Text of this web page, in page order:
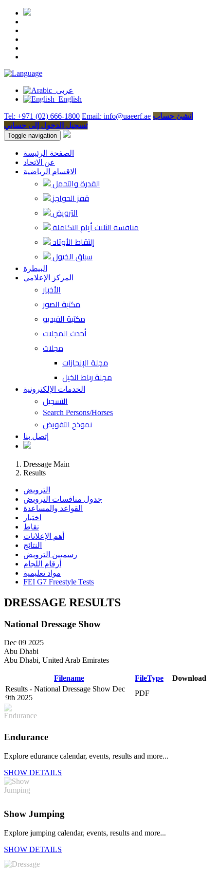
عربى
English
Tel: +971 (02) 666-1800 Email: info@uaeerf.ae انشئ حساب
تسجيل الدخول إلى حسابي
Toggle navigation
الصفحة الرئيسة
عن الاتحاد
الاقسام الرياضية
القدرة والتحمل
قفز الحواجز
الترويض
منافسة الثلاث أيام التكاملة
إلتقاط الأوتاد
سباق الخيول
البيطرة
المركز الإعلامي
الأخبار
مكتبة الصور
مكتبة الفيديو
أحدث المجلات
مجلات
مجلة الإنجازات
مجلة رباط الخيل
الخدمات الإلكترونية
التسجيل
Search Persons/Horses
نموذج التفويض
إتصل بنا
Dressage Main
Results
الترويض
جدول منافسات الترويض
القواعد والمساعدة
اختبار
نقاط
أهم الإعلانات
النتائج
رسميين الترويض
أرقام اللجام
مواد تعليمية
FEI G7 Freestyle Tests
DRESSAGE RESULTS
National Dressage Show
Dec 09 2025
Abu Dhabi
Abu Dhabi, United Arab Emirates
Filename FileType
Download
Results - National Dressage Show Dec
9th 2025
PDF
Endurance
Explore edurance calendar, events, results and more...
SHOW DETAILS
Show Jumping
Explore jumping calendar, events, results and more...
SHOW DETAILS